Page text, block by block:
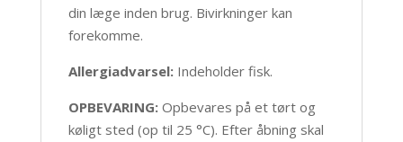
din læge inden brug. Bivirkninger kan
forekomme.
Allergiadvarsel: Indeholder fisk.
OPBEVARING:Opbevares på et tørt og
køligt sted (op til 25 °C). Efter åbning skal